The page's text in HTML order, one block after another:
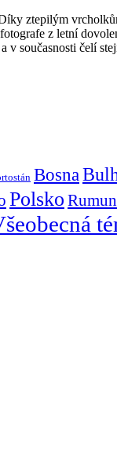
ztepilým
z letní
v současnosti čelí
Bosna
Polsko